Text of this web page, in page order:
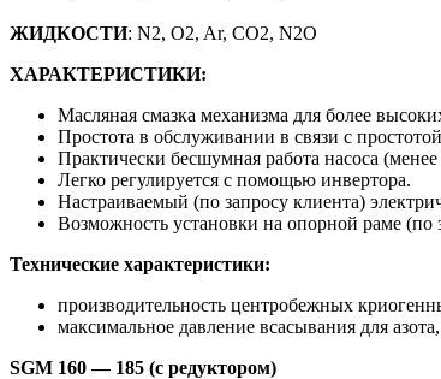
ЖИДКОСТИ: N2, O2, Ar, CO2, N2O
ХАРАКТЕРИСТИКИ:
Масляная смазка механизма для более
Простота в обслуживании в связи с
Практически бесшумная работа насоса
Легко регулируется с помощью инвертора.
Настраиваемый (по запросу клиента)
Возможность установки на опорной раме (по
Технические характеристики:
производительность центробежных
максимальное давление всасывания для
SGM 160 — 185 (с редуктором)